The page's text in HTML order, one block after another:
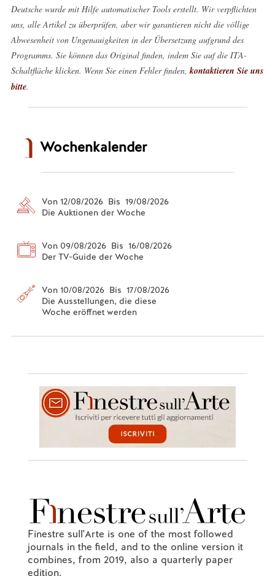
Deutsche wurde mit Hilfe automatischer Tools erstellt. Wir verpflichten
uns, alle Artikel zu überprüfen, aber wir garantieren nicht die völlige
Abwesenheit von Ungenauigkeiten in der Übersetzung aufgrund des
Programms. Sie können das Original finden, indem Sie auf die ITA-
Schaltfläche klicken. Wenn Sie einen Fehler finden, kontaktieren Sie uns
bitte.
Wochenkalender
Von 12/08/2026 Bis 19/08/2026
Die Auktionen der Woche
Von 09/08/2026 Bis 16/08/2026
Der TV-Guide der Woche
Von 10/08/2026 Bis 17/08/2026
Die Ausstellungen, die diese
Woche eröffnet werden
Finestre sull'Arte is one of the most followed
journals in the field, and to the online version it
combines, from 2019, also a quarterly paper
edition.